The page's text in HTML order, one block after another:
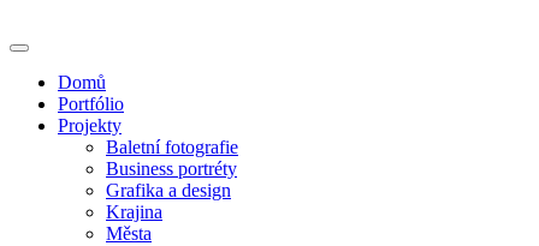
to
Domů
Portfólio
Projekty
Baletní fotografie
Business portréty
Grafika a design
Krajina
Města